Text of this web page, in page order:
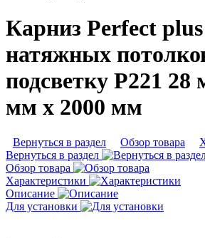
Карниз Perfect
натяжных
подсветку P221 28
мм х 2000 мм
Вернуться в раздел Обзор товара
Вернуться в раздел
Обзор товара
Характеристики
Описание
Для установки